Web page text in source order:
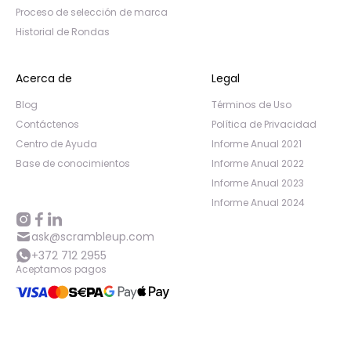
Proceso de selección de marca
Historial de Rondas
Acerca de
Blog
Contáctenos
Centro de Ayuda
Base de conocimientos
Legal
Términos de Uso
Política de Privacidad
Informe Anual 2021
Informe Anual 2022
Informe Anual 2023
Informe Anual 2024
ask@scrambleup.com
+372 712 2955
Aceptamos pagos